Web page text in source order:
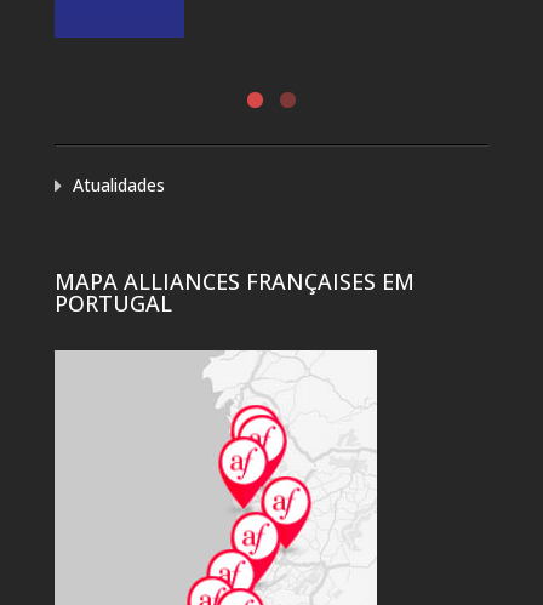
Atualidades
MAPA ALLIANCES FRANÇAISES EM
PORTUGAL